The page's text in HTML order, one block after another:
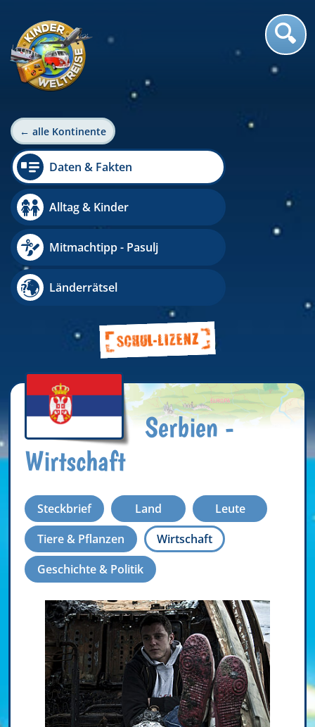
← alle Kontinente
Daten & Fakten
Alltag & Kinder
Mitmachtipp - Pasulj
Länderrätsel
Serbien -
Wirtschaft
Steckbrief Land
Leute
Tiere & Pflanzen
Wirtschaft
Geschichte & Politik